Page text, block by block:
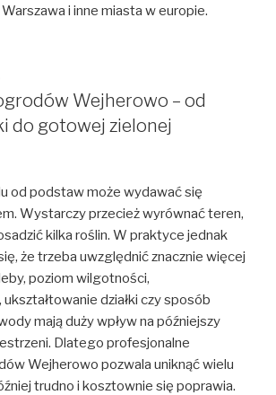
i inne miasta w europie.
Wejherowo – od
do gotowej zielonej
od podstaw może wydawać się
Wystarczy przecież wyrównać teren,
kilka roślin. W praktyce jednak
że trzeba uwzględnić znacznie więcej
poziom wilgotności,
ukształtowanie działki czy sposób
mają duży wpływ na późniejszy
Dlatego profesjonalne
Wejherowo pozwala uniknąć wielu
trudno i kosztownie się poprawia.